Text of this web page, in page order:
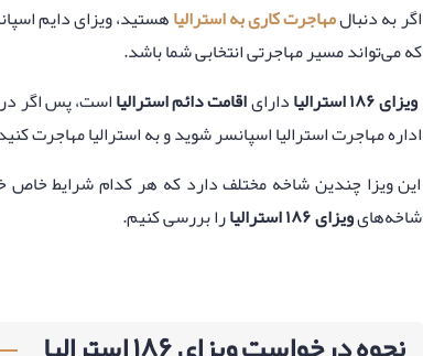
اگر به دنبالمهاجرت کاری به استرالیاهستید، ویزای دایم اسپانسر کارفرما
که می‌تواند مسیر مهاجرتی انتخابی شما باشد.
ویزای ۱۸۶ استرالیا
دارایاقامت دائم استرالیااست، پس اگر
اداره مهاجرت استرالیا اسپانسر شوید و به استرالیا مهاجرت
این ویزا چندین شاخه مختلف دارد که هر کدام شرایط خاص
شاخه‌هایویزای ۱۸۶ استرالیا را بررسی کنیم.